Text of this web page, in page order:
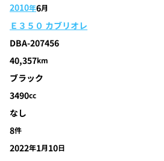
2010年6月
Ｅ３５０ カブリオレ
DBA-207456
40,357km
ブラック
3490cc
なし
8件
2022年1月10日